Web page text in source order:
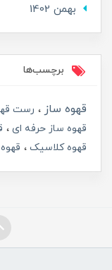
بهمن 1402
برچسب‌ها
قهوه ساز رست
قهوه ساز حرفه ای
قهوه کلاسیک